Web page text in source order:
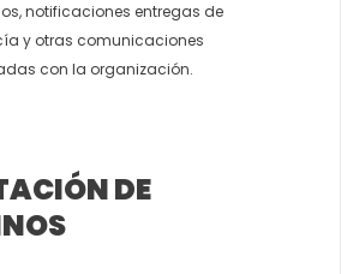
notificaciones entregas de
y otras comunicaciones
con la organización.
DE